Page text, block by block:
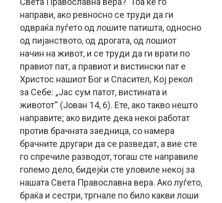
направи, ако ревносно се труди да ги
одвраќа луѓето од лошите патишта, односно
од пијанството, од дрогата, од лошиот
начин на живот, и се труди да ги врати по
правиот пат, а правиот и вистински пат е
Христос нашиот Бог и Спасител, Кој рекол
за Себе: „Јас сум патот, вистината и
животот“ (Јован 14, 6). Ете, ако такво нешто
направите; ако видите дека некоi работат
против брачната заедница, со намера
брачните другари да се разведат, а вие сте
го спречиле разводот, тогаш сте направиле
големо дело, бидејќи сте уловиле некој за
нашата Света Православна вера. Ако луѓето,
браќа и сестри, тргнале по било какви лоши